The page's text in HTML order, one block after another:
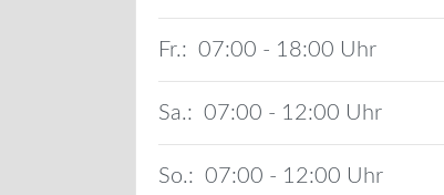
Fr.: 07:00 - 18:00
Sa.: 07:00 - 12:00
So.: 07:00 - 12:00